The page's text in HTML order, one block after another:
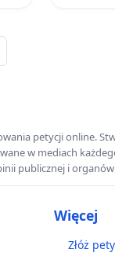
petycji online.
w mediach
publicznej i
Więcej
Złóż